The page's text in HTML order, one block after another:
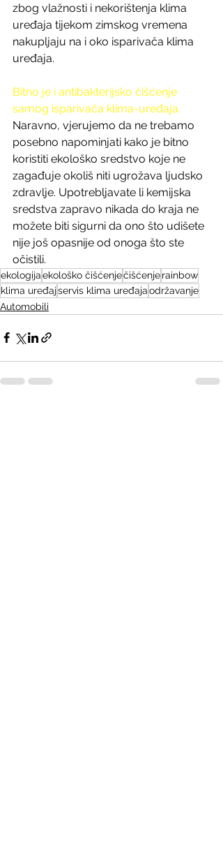
zbog vlažnosti i nekorištenja klima
uređaja tijekom zimskog vremena
nakupljaju na i oko isparivača klima
uređaja.
Bitno je i antibakterijsko čišćenje
samog isparivača klima-uređaja.
Naravno, vjerujemo da ne trebamo
posebno napominjati kako je bitno
koristiti ekološko sredstvo koje ne
zagađuje okoliš niti ugrožava ljudsko
zdravlje. Upotrebljavate li kemijska
sredstva zapravo nikada do kraja ne
možete biti sigurni da ono što udišete
nije još opasnije od onoga što ste
očistili.
ekologijaekološko čišćenječišćenjerainbow
klima uređajservis klima uređajaodržavanje
Automobili